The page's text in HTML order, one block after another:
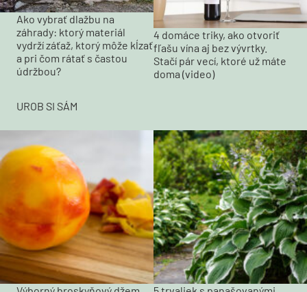
Ako vybrať dlažbu na
záhrady: ktorý materiál
vydrží záťaž, ktorý môže kĺzať
a pri čom rátať s častou
údržbou?
4 domáce triky, ako otvoriť
fľašu vína aj bez vývrtky.
Stačí pár vecí, ktoré už máte
doma (video)
UROB SI SÁM